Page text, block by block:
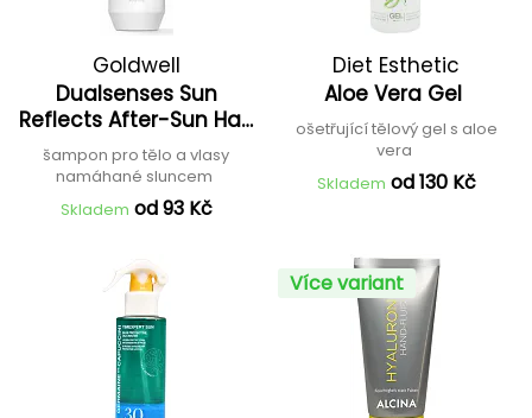
Goldwell
Dualsenses Sun
Reflects After-Sun Hair
and Body Shampoo
šampon pro tělo a vlasy
namáhané sluncem
Skladem od 93 Kč
Diet Esthetic
Aloe Vera Gel
ošetřující tělový gel s aloe
vera
Skladem od 130 Kč
Více variant